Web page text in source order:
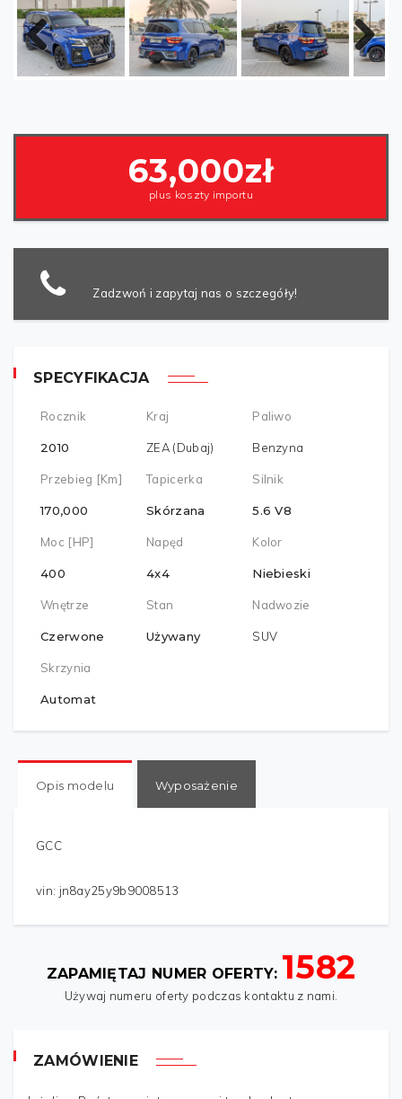
Poprzednia Następny
63,000zł
plus koszty importu
Zadzwoń i zapytaj nas o szczegóły!
SPECYFIKACJA
Rocznik
2010
Kraj
ZEA (Dubaj)
Paliwo
Benzyna
Przebieg [km]
170,000
Tapicerka
Skórzana
Silnik
5.6 V8
Moc [HP]
400
Napęd
4x4
Kolor
Niebieski
Wnętrze
Czerwone
Stan
Używany
Nadwozie
SUV
Skrzynia
Automat
Opis modelu Wyposażenie
GCC
vin: jn8ay25y9b9008513
ZAPAMIĘTAJ NUMER OFERTY: 1582
Używaj numeru oferty podczas kontaktu z nami.
ZAMÓWIENIE